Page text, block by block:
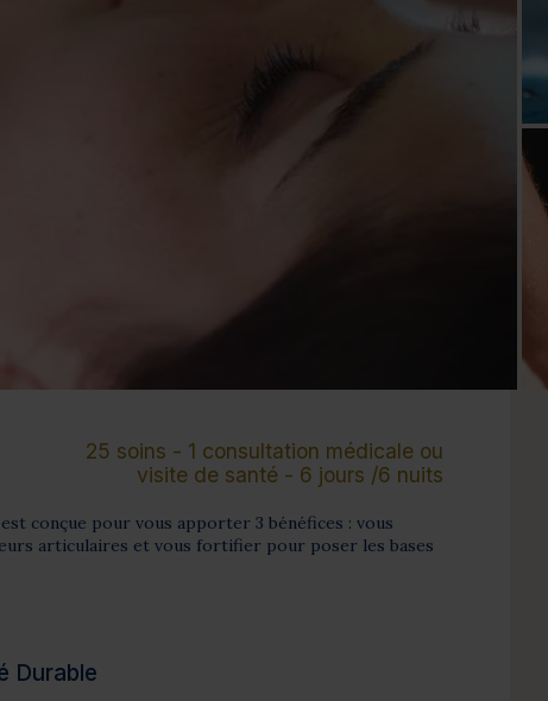
25 soins - 1 consultation médicale ou
visite de santé - 6 jours /6 nuits
est conçue pour vous apporter 3 bénéfices : vous
articulaires et vous fortifier pour poser les bases
Durable